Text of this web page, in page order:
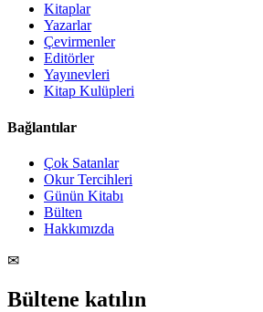
Kitaplar
Yazarlar
Çevirmenler
Editörler
Yayınevleri
Kitap Kulüpleri
Bağlantılar
Çok Satanlar
Okur Tercihleri
Günün Kitabı
Bülten
Hakkımızda
✉
Bültene katılın